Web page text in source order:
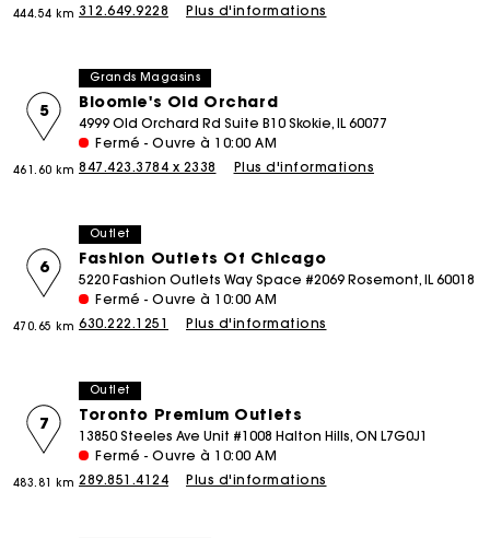
444.54 km 312.649.9228
Plus d'informations
Grands Magasins
Bloomie's Old Orchard
5
461.60 km
4999 Old Orchard Rd Suite B10 Skokie, IL 60077
Fermé - Ouvre à 10:00 AM
847.423.3784 x 2338
Plus d'informations
Outlet
Fashion Outlets Of Chicago
6
470.65 km
5220 Fashion Outlets Way Space #2069 Rosemont, IL 60018
Fermé - Ouvre à 10:00 AM
630.222.1251
Plus d'informations
Outlet
Toronto Premium Outlets
7
483.81 km
13850 Steeles Ave Unit #1008 Halton Hills, ON L7G0J1
Fermé - Ouvre à 10:00 AM
289.851.4124
Plus d'informations